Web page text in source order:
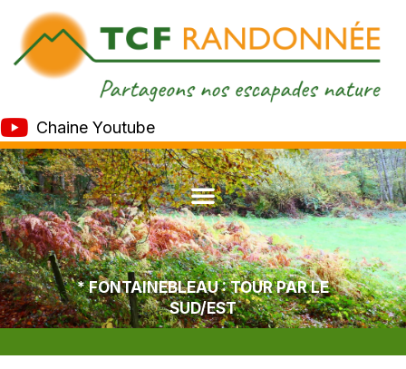
Chaine Youtube
* FONTAINEBLEAU : TOUR PAR LE
SUD/EST